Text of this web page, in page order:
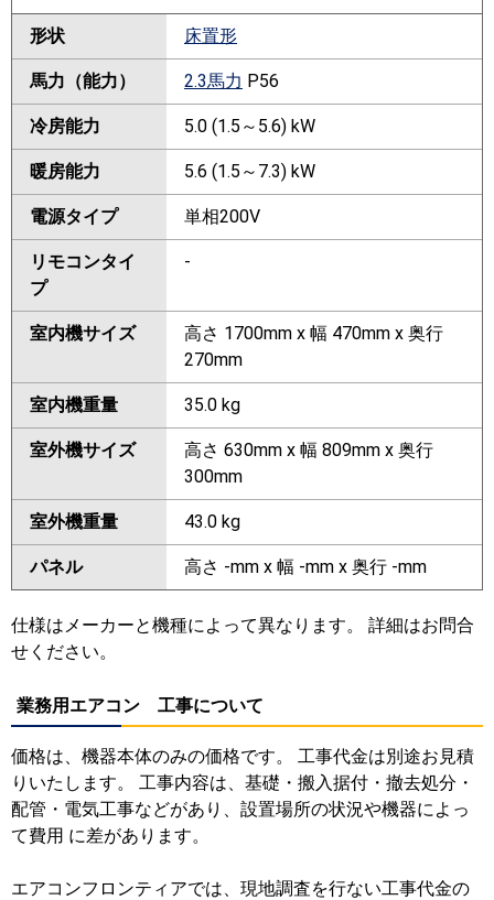
形状 床置形
馬力（能力） 2.3馬力 P56
冷房能力 5.0 (1.5～5.6) kW
暖房能力 5.6 (1.5～7.3) kW
電源タイプ 単相200V
リモコンタイ
プ
-
室内機サイズ
高さ 1700mm x 幅 470mm x 奥行
270mm
室内機重量 35.0 kg
室外機サイズ
高さ 630mm x 幅 809mm x 奥行
300mm
室外機重量 43.0 kg
パネル 高さ -mm x 幅 -mm x 奥行 -mm
仕様はメーカーと機種によって異なります。 詳細はお問合
せください。
業務用エアコン 工事について
価格は、機器本体のみの価格です。 工事代金は別途お見積
りいたします。 工事内容は、基礎・搬入据付・撤去処分・
配管・電気工事などがあり、設置場所の状況や機器によっ
て費用 に差があります。
エアコンフロンティアでは、現地調査を行ない工事代金の